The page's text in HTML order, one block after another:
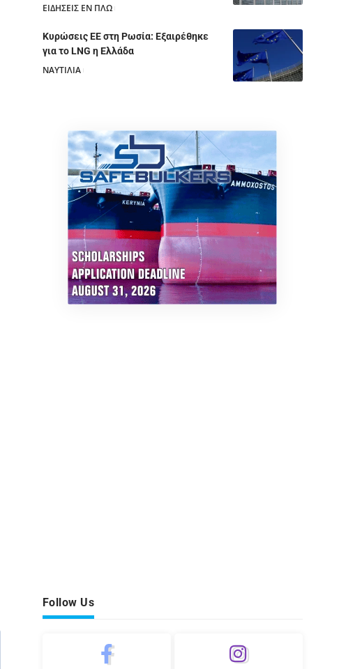
ΕΙΔΗΣΕΙΣ ΕΝ ΠΛΩ
Κυρώσεις ΕΕ στη Ρωσία: Εξαιρέθηκε
για το LNG η Ελλάδα
ΝΑΥΤΙΛΙΑ
Follow Us